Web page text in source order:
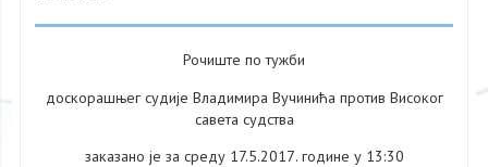
Рочиште по тужби
доскорашњег судије Владимира Вучинића против Високог
савета судства
заказано је за среду 17.5.2017. године у 13:30